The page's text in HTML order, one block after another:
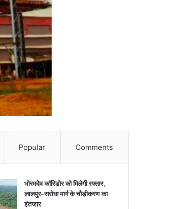
Popular Comments
भोरमदेव कॉरिडोर को मिलेगी रफ्तार,
लालपुर–सरोधा मार्ग के चौड़ीकरण का
इंतजार